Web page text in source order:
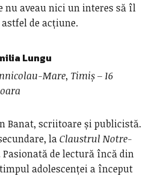
nu aveau nici un interes să îl
de acțiune.
Lungu
Mare, Timiș – 16
Banat, scriitoare și publicistă.
laClaustrul Notre-
de lectură încă din
adolescenței a început